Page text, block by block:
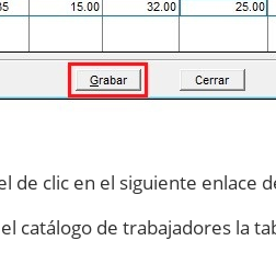
de clic en el siguiente enlace
catálogo de trabajadores la